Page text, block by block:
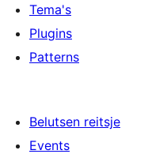
Tema's
Plugins
Patterns
Belutsen reitsje
Events